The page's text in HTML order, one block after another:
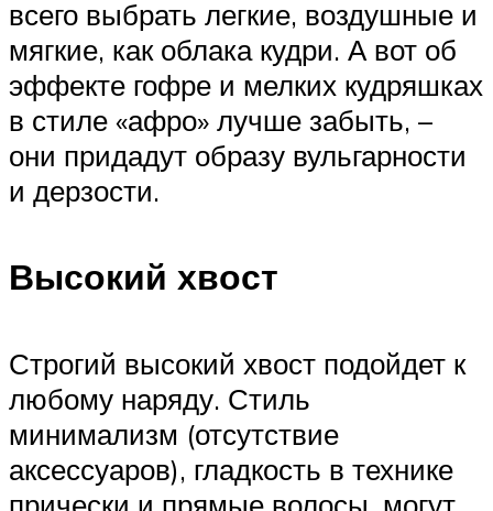
всего выбрать легкие, воздушные и
мягкие, как облака кудри. А вот об
эффекте гофре и мелких кудряшках
в стиле «афро» лучше забыть, –
они придадут образу вульгарности
и дерзости.
Высокий хвост
Строгий высокий хвост подойдет к
любому наряду. Стиль
минимализм (отсутствие
аксессуаров), гладкость в технике